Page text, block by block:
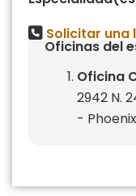
Solicitar una
Oficinas del
Oficina
2942 N.
-